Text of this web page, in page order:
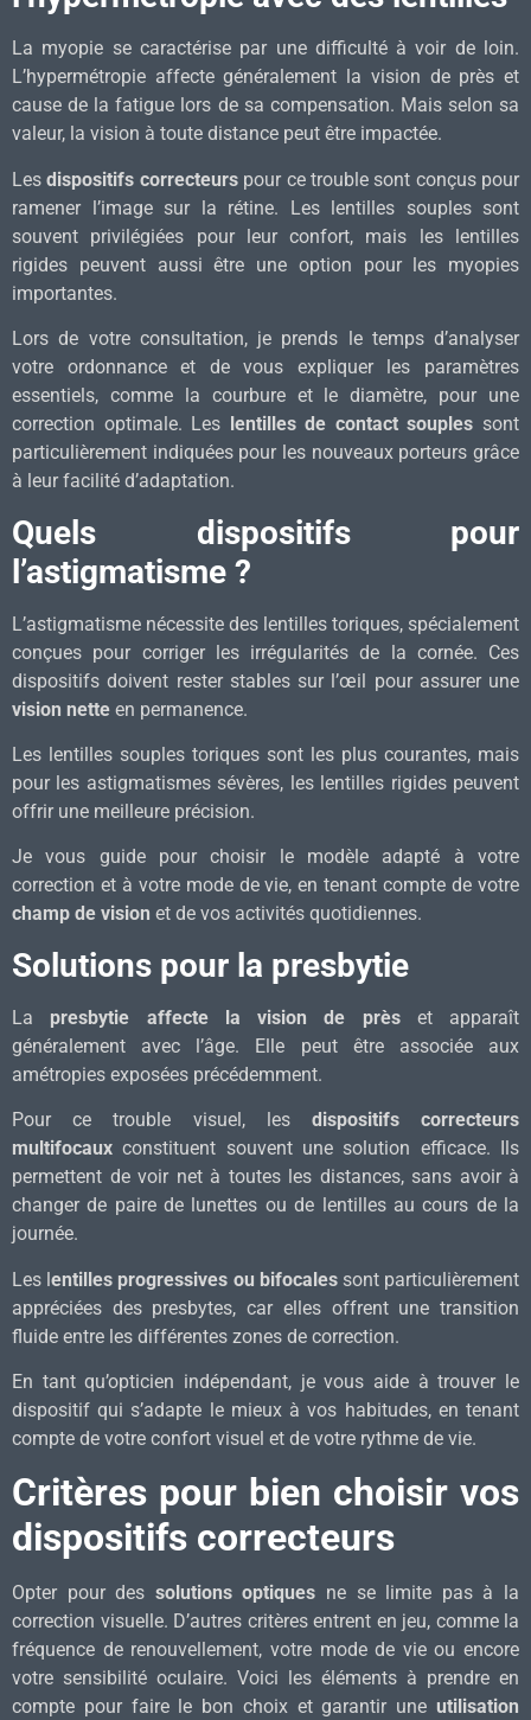
La myopie se caractérise par une difficulté à voir de loin.
L’hypermétropie affecte généralement la vision de près et
cause de la fatigue lors de sa compensation. Mais selon sa
valeur, la vision à toute distance peut être impactée.
Lesdispositifs correcteurspour ce trouble sont conçus pour
ramener l’image sur la rétine. Les lentilles souples sont
souvent privilégiées pour leur confort, mais les lentilles
rigides peuvent aussi être une option pour les myopies
importantes.
Lors de votre consultation, je prends le temps d’analyser
votre ordonnance et de vous expliquer les paramètres
essentiels, comme la courbure et le diamètre, pour une
correction optimale. Les
lentilles de contact souples sont
particulièrement indiquées pour les nouveaux porteurs grâce
à leur facilité d’adaptation.
Quels dispositifs pour
l’astigmatisme ?
L’astigmatisme nécessite des lentilles toriques, spécialement
conçues pour corriger les irrégularités de la cornée. Ces
dispositifs doivent rester stables sur l’œil pour assurer une
vision nette en permanence.
Les lentilles souples toriques sont les plus courantes, mais
pour les astigmatismes sévères, les lentilles rigides peuvent
offrir une meilleure précision.
Je vous guide pour choisir le modèle adapté à votre
correction et à votre mode de vie, en tenant compte de votre
champ de vision et de vos activités quotidiennes.
Solutions pour la presbytie
La presbytie affecte la vision de près et apparaît
généralement avec l’âge. Elle peut être associée aux
amétropies exposées précédemment.
Pour ce trouble visuel, les dispositifs correcteurs
multifocaux constituent souvent une solution efficace. Ils
permettent de voir net à toutes les distances, sans avoir à
changer de paire de lunettes ou de lentilles au cours de la
journée.
Les lentilles progressives ou bifocales sont particulièrement
appréciées des presbytes, car elles offrent une transition
fluide entre les différentes zones de correction.
En tant qu’opticien indépendant, je vous aide à trouver le
dispositif qui s’adapte le mieux à vos habitudes, en tenant
compte de votre confort visuel et de votre rythme de vie.
Critères pour bien choisir vos
dispositifs correcteurs
Opter pour des solutions optiques ne se limite pas à la
correction visuelle. D’autres critères entrent en jeu, comme la
fréquence de renouvellement, votre mode de vie ou encore
votre sensibilité oculaire. Voici les éléments à prendre en
compte pour faire le bon choix et garantir une utilisation